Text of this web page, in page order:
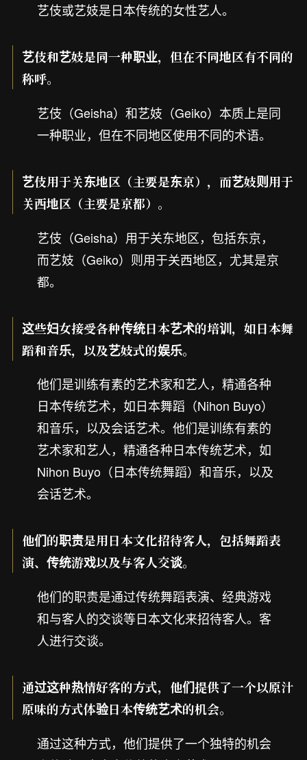
艺伎或艺妓是日本传统的女性艺人。
艺伎和艺妓是同一种职业，但在不同地区有不同的
称呼。
艺伎（Geisha）和艺妓（Geiko）本质上是同
一种职业，但在不同地区使用不同的术语。
艺伎用于关东地区（主要是东京），而艺妓则用于
关西地区（主要是京都）。
艺伎（Geisha）用于关东地区，包括东京，
而艺妓（Geiko）则用于关西地区，尤其是京
都。
这些妇女接受各种传统日本艺术的培训，如日本舞
蹈和音乐，以及艺妓式的娱乐。
他们是训练有素的艺术家和艺人，精通各种
日本传统艺术，如日本舞蹈（Nihon Buyo）
和音乐，以及会话艺术。他们是训练有素的
艺术家和艺人，精通各种日本传统艺术，如
Nihon Buyo（日本传统舞蹈）和音乐，以及
会话艺术。
他们的职责是用日本文化招待客人，包括舞蹈表
演、传统游戏以及与客人交谈。
他们的职责是通过传统舞蹈表演、经典游戏
和与客人的交谈等日本文化来招待客人。客
人进行交谈。
通过这种热情好客的方式，他们提供了一个以原汁
原味的方式体验日本传统艺术的机会。
通过这种方式，他们提供了一个独特的机会